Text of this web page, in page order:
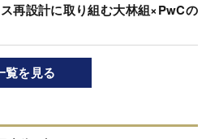
再設計に取り組む大林組×PwCの
覧を見る